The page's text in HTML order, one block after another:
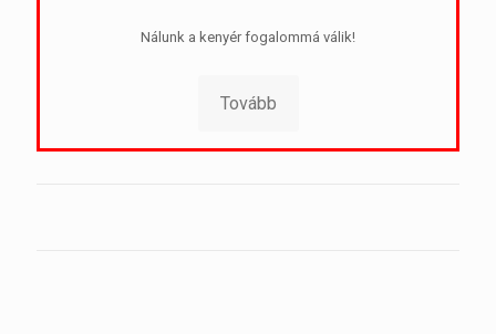
Nálunk a kenyér fogalommá válik!
Tovább